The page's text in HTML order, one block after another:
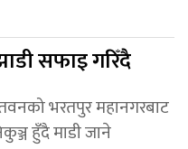
सफाइ गरिँदै
भरतपुर महानगरबाट
हुँदै माडी जाने